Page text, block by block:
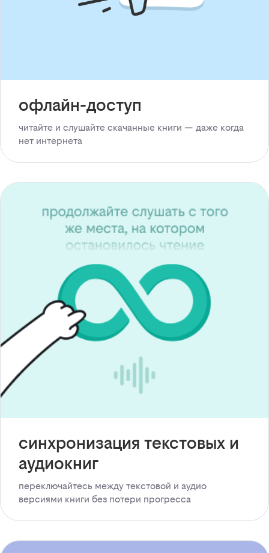
офлайн-доступ
читайте и слушайте скачанные книги — даже когда
нет интернета
синхронизация текстовых и
аудиокниг
переключайтесь между текстовой и аудио
версиями книги без потери прогресса